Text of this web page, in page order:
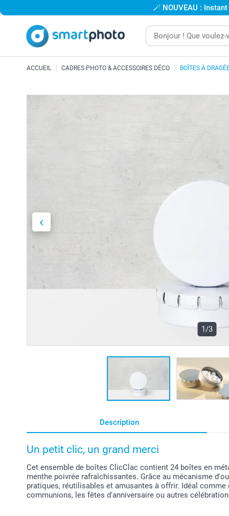
🪄 NOUVEAU :
ACCUEIL CADRES PHOTO & ACCESSOIRES DÉCO BOÎTES À
1/3
Description
Un petit clic, un grand merci
Cet ensemble de boîtes ClicClac contient 24 boîtes en
menthe poivrée rafraîchissantes. Grâce au mécanisme
pratiques, réutilisables et amusantes à offrir. Idéal
communions, les fêtes d'anniversaire ou autres